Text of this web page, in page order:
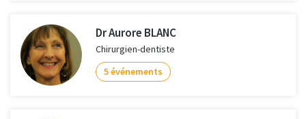
Dr Aurore BLANC
Chirurgien-dentiste
5 événements